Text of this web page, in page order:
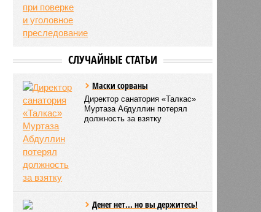
СЛУЧАЙНЫЕ СТАТЬИ
Маски сорваны
Директор санатория «Талкас»
Муртаза Абдуллин потерял
должность за взятку
Денег нет... но вы держитесь!